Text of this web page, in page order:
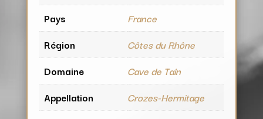
Pays
France
Région
Côtes du Rhône
Domaine
Cave de Tain
Appellation
Crozes-Hermitage